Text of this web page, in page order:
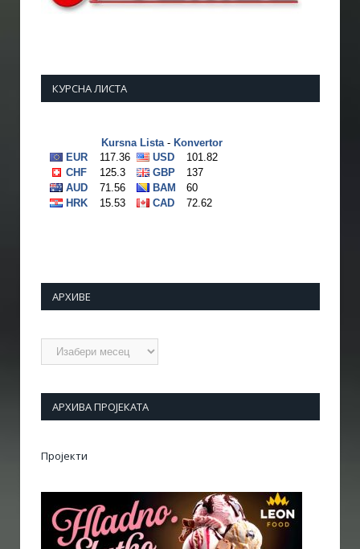
КУРСНА ЛИСТА
АРХИВЕ
Архиве
АРХИВА ПРОЈЕКАТА
Пројекти